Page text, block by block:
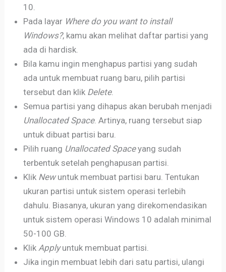
10.
Pada layar Where do you want to install
Windows?, kamu akan melihat daftar partisi yang
ada di hardisk.
Bila kamu ingin menghapus partisi yang sudah
ada untuk membuat ruang baru, pilih partisi
tersebut dan klik Delete.
Semua partisi yang dihapus akan berubah menjadi
Unallocated Space. Artinya, ruang tersebut siap
untuk dibuat partisi baru.
Pilih ruang Unallocated Spaceyang sudah
terbentuk setelah penghapusan partisi.
Klik Newuntuk membuat partisi baru. Tentukan
ukuran partisi untuk sistem operasi terlebih
dahulu. Biasanya, ukuran yang direkomendasikan
untuk sistem operasi Windows 10 adalah minimal
50-100 GB.
KlikApplyuntuk membuat partisi.
Jika ingin membuat lebih dari satu partisi, ulangi